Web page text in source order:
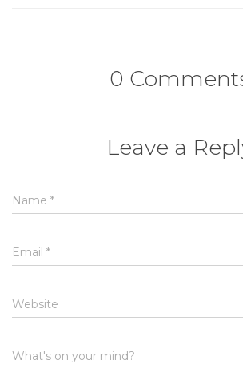
0
Leave a
Name *
Email *
Website
What's on your mind?